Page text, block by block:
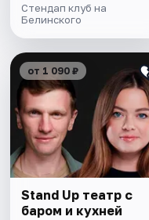
Стендап клуб на
Белинского
от 1 090 ₽
Stand Up театр с
баром и кухней